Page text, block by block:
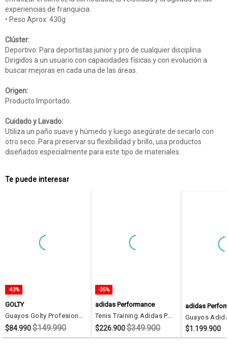
experiencias de franquicia.
• Peso Aprox: 430g
Clúster:
Deportivo: Para deportistas junior y pro de cualquier disciplina.
Dirigidos a un usuario con capacidades físicas y con evolución a
buscar mejoras en cada una de las áreas.
Origen:
Producto Importado.
Cuidado y Lavado:
Utiliza un paño suave y húmedo y luego asegúrate de secarlo con
otro seco. Para preservar su flexibilidad y brillo, usa productos
diseñados especialmente para este tipo de materiales.
Te puede interesar
-43%
GOLTY
Guayos Golty Profesional Crackc Suela Caucho-Azul
$84.990$149.990
-35%
adidas Performance
Tenis Training Adidas Performance Rapidmove Go Naranja
$226.900$349.900
adidas
$1.199.900